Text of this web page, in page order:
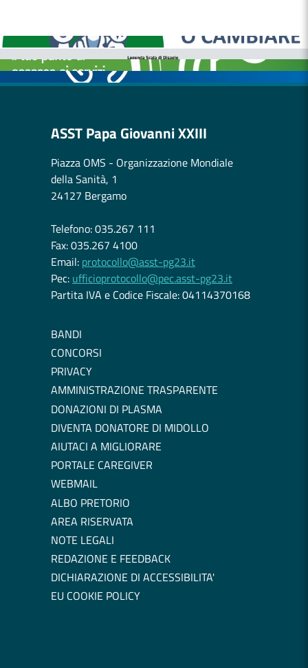
BOLLETTINI DISAGIO DA CALORE
CASE DI COMUNITÀ
OSPEDALE DI COMUNITÀ
ASST Papa Giovanni XXIII
Piazza OMS - Organizzazione Mondiale
della Sanità, 1
24127 Bergamo
Telefono: 035.267 111
Fax: 035.267 4100
Email: protocollo@asst-pg23.it
Pec: ufficioprotocollo@pec.asst-pg23.it
Partita IVA e Codice Fiscale: 04114370168
BANDI
CONCORSI
PRIVACY
AMMINISTRAZIONE TRASPARENTE
DONAZIONI DI PLASMA
DIVENTA DONATORE DI MIDOLLO
AIUTACI A MIGLIORARE
PORTALE CAREGIVER
WEBMAIL
ALBO PRETORIO
AREA RISERVATA
NOTE LEGALI
REDAZIONE E FEEDBACK
DICHIARAZIONE DI ACCESSIBILITA'
EU COOKIE POLICY